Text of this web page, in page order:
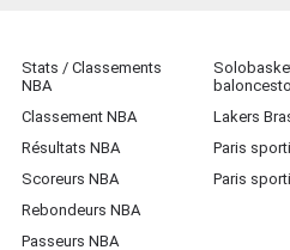
Stats / Classements
NBA
Classement NBA
Résultats NBA
Scoreurs NBA
Rebondeurs NBA
Passeurs NBA
baloncesto
Lakers
Paris
Paris